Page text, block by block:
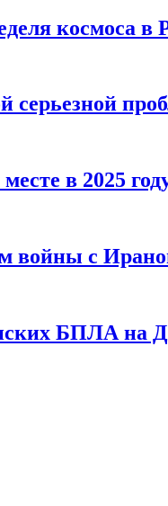
космоса в
в 2025
войны с
БПЛА на